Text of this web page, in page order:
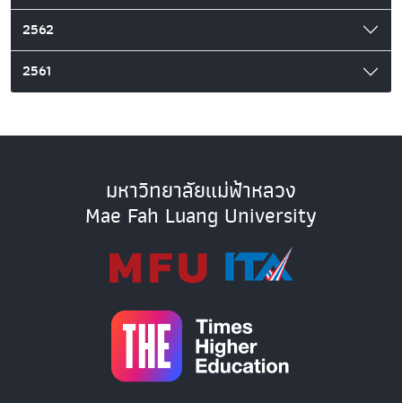
2562
2561
มหาวิทยาลัยแม่ฟ้าหลวง
Mae Fah Luang University